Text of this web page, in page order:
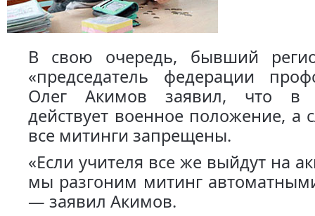
В свою очередь, бывший
«председатель федерации
Олег Акимов заявил, что в
действует военное положение, а
все митинги запрещены.
«Если учителя все же выйдут на
мы разгоним митинг
— заявил Акимов.